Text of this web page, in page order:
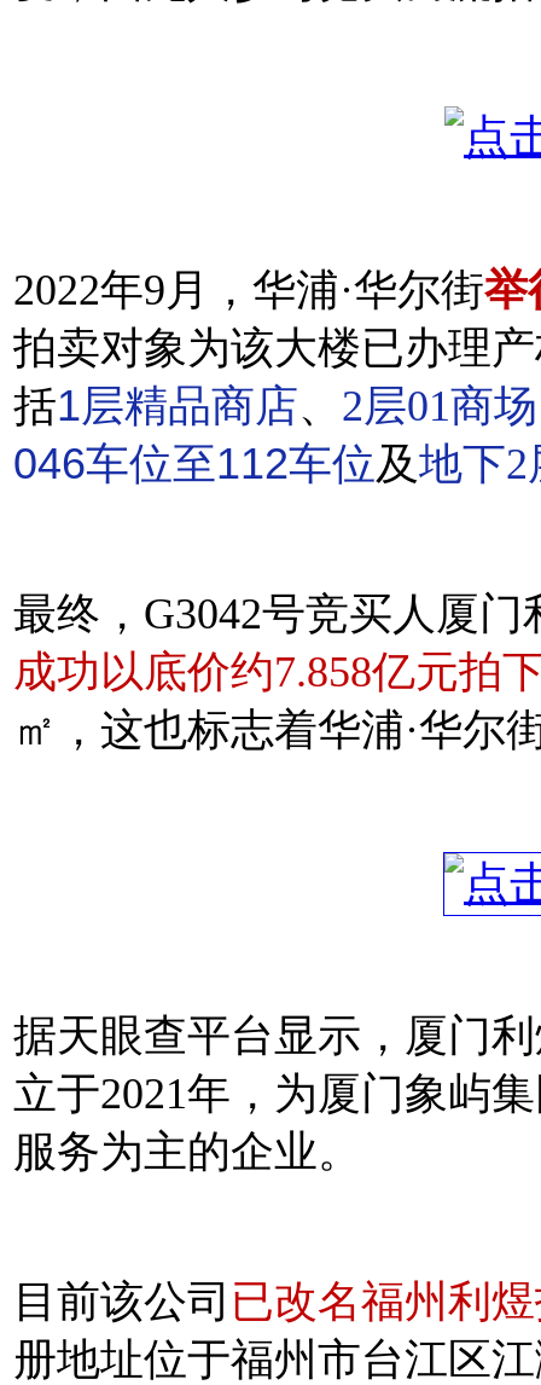
2022年9月，华浦·华尔街举
拍卖对象为该大楼已办理
括1层精品商店、 2层01商场
046车位至112车位及地下2
最终，G3042号竞买人 厦门
成功以底价约7.858亿元拍
㎡，这也标志着华浦·华尔
据天眼查平台显示，厦门
立于2021年，为厦门象屿
服务为主的企业。
目前该公司 已改名福州利
册地址位于福州市台江区